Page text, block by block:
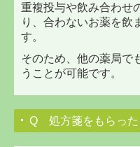
重複投与や飲み合わせ
り、合わないお薬を飲
す。
そのため、他の薬局で
うことが可能です。
Q 処方箋をもらった